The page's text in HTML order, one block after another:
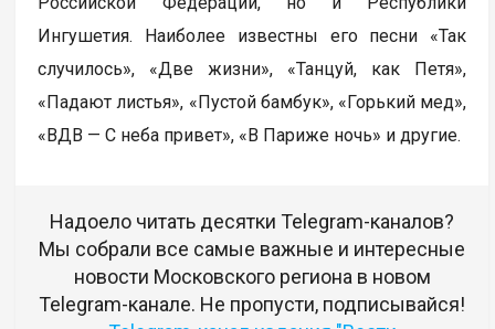
Ингушетия. Наиболее известны его песни «Так
случилось», «Две жизни», «Танцуй, как Петя»,
«Падают листья», «Пустой бамбук», «Горький мед»,
«ВДВ — С неба привет», «В Париже ночь» и другие.
Надоело читать десятки Telegram-каналов?
Мы собрали все самые важные и интересные
новости Московского региона в новом
Telegram-канале. Не пропусти, подписывайся!